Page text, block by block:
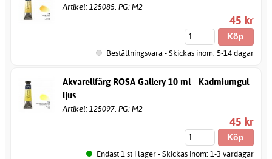
Artikel: 125085. PG: M2
45 kr
Beställningsvara - Skickas inom: 5-14 dagar
Akvarellfärg ROSA Gallery 10 ml - Kadmiumgul
ljus
Artikel: 125097. PG: M2
45 kr
Endast 1 st i lager - Skickas inom: 1-3 vardagar